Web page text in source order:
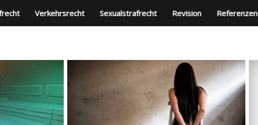
Verkehrsrecht Sexualstrafrecht Revision Referenzen